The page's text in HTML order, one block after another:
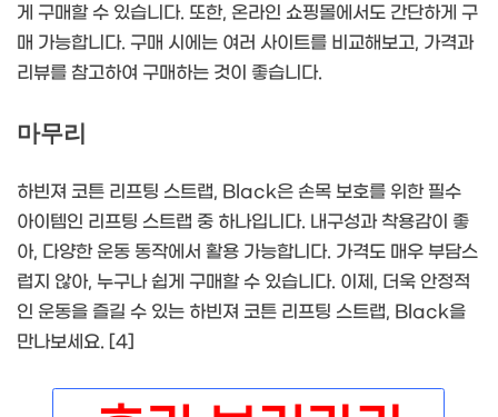
게 구매할 수 있습니다. 또한, 온라인 쇼핑몰에서도 간단하게 구
매 가능합니다. 구매 시에는 여러 사이트를 비교해보고, 가격과
리뷰를 참고하여 구매하는 것이 좋습니다.
마무리
하빈져 코튼 리프팅 스트랩, Black은 손목 보호를 위한 필수
아이템인 리프팅 스트랩 중 하나입니다. 내구성과 착용감이 좋
아, 다양한 운동 동작에서 활용 가능합니다. 가격도 매우 부담스
럽지 않아, 누구나 쉽게 구매할 수 있습니다. 이제, 더욱 안정적
인 운동을 즐길 수 있는 하빈져 코튼 리프팅 스트랩, Black을
만나보세요. [4]